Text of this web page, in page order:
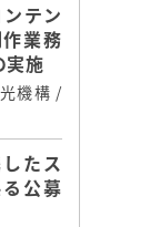
テン
業務
実施
機構 /
たス
公募